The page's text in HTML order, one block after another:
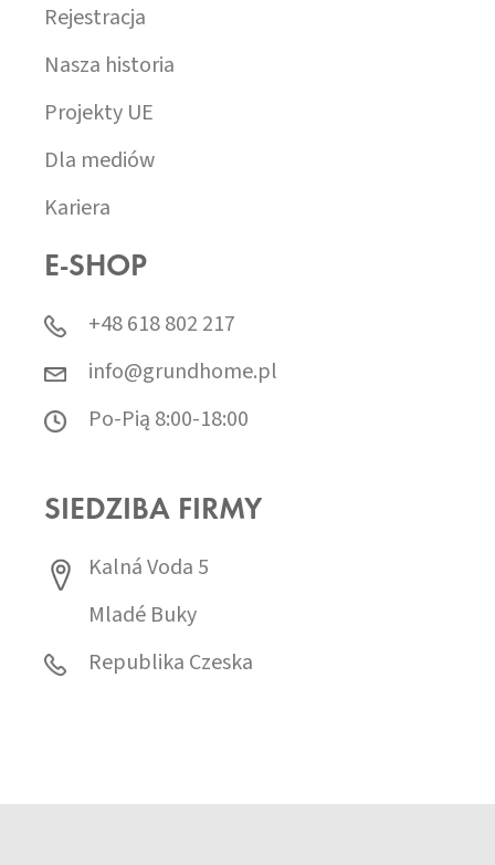
Rejestracja
Nasza historia
Projekty UE
Dla mediów
Kariera
E-SHOP
+48 618 802 217
info@grundhome.pl
Po-Pią 8:00-18:00
SIEDZIBA FIRMY
Kalná Voda 5
Mladé Buky
Republika Czeska